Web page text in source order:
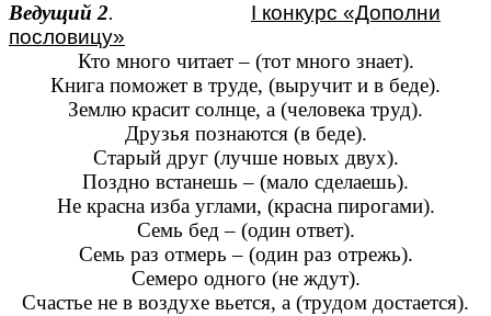
Ведущий 2.
I конкурс «Дополни
пословицу»
Кто много читает – (тот много знает).
Книга поможет в труде, (выручит и в беде).
Землю красит солнце, а (человека труд).
Друзья познаются (в беде).
Старый друг (лучше новых двух).
Поздно встанешь – (мало сделаешь).
Не красна изба углами, (красна пирогами).
Семь бед – (один ответ).
Семь раз отмерь – (один раз отрежь).
Семеро одного (не ждут).
Счастье не в воздухе вьется, а (трудом достается).